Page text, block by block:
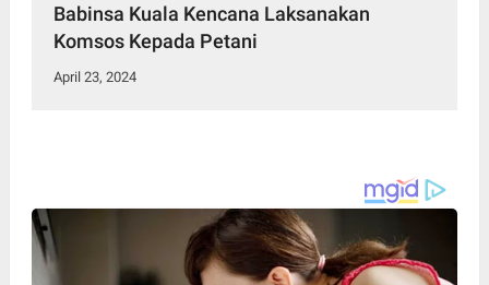
Babinsa Kuala Kencana Laksanakan
Komsos Kepada Petani
April 23, 2024